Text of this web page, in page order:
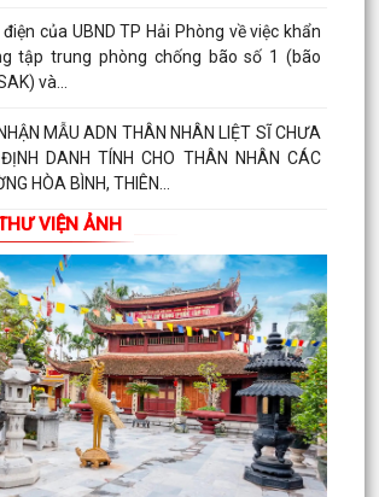
điện của UBND TP Hải Phòng về việc khẩn
tập trung phòng chống bão số 1 (bão
và...
NHẬN MẪU ADN THÂN NHÂN LIỆT SĨ CHƯA
DANH TÍNH CHO THÂN NHÂN CÁC
HÒA BÌNH, THIÊN...
BÁO Lịch tiếp công dân định kỳ của Chủ
ban nhân dân phường Thủy Nguyên 6
cuối...
THỦY NGUYÊN TRIỂN KHAI KẾ HOẠCH
MẪU ADN THÂN NHÂN LIỆT SĨ CHƯA
DANH TÍNH
THỦY NGUYÊN TRIỂN KHAI VẬN ĐỘNG
QUỸ "ĐỀN ƠN ĐÁP NGHĨA" NĂM 2026
VIỆN ẢNH